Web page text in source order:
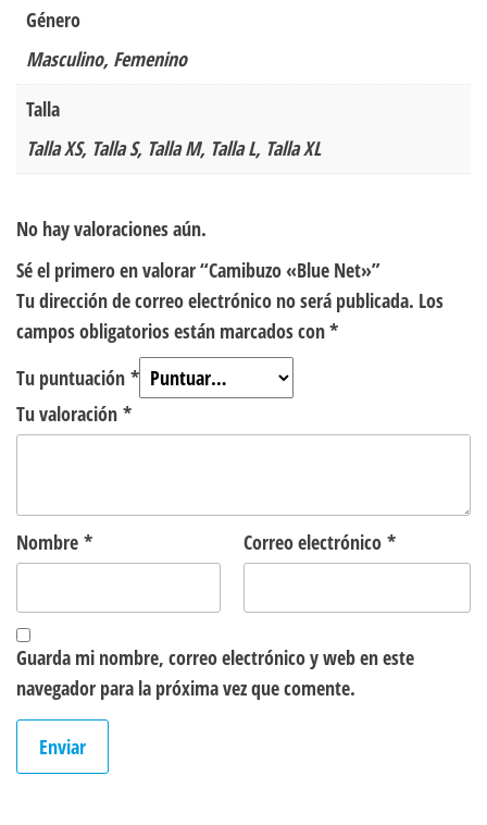
Género
Masculino, Femenino
Talla
Talla XS, Talla S, Talla M, Talla L, Talla XL
No hay valoraciones aún.
Sé el primero en valorar “Camibuzo «Blue Net»”
Tu dirección de correo electrónico no será publicada. Los
campos obligatorios están marcados con*
Tu puntuación *
Tu valoración *
Nombre * Correo electrónico *
Guarda mi nombre, correo electrónico y web en este
navegador para la próxima vez que comente.